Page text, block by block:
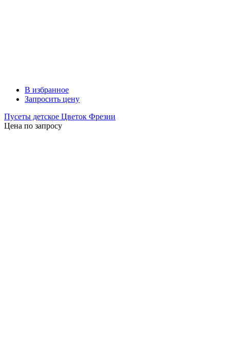
В избранное
Запросить цену
Пусеты детское Цветок Фрезии
Цена по запросу